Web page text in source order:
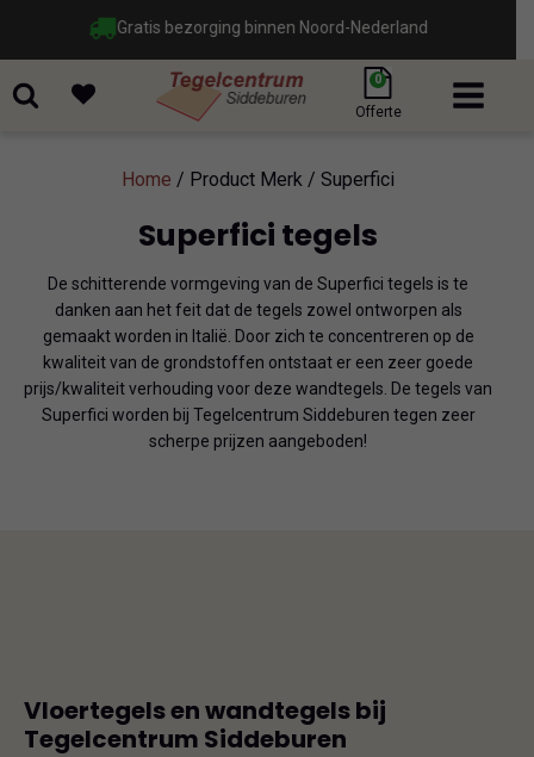
Gratis bezorging binnen Noord-Nederland
0
Offerte
Home / Product Merk / Superfici
Superfici tegels
De schitterende vormgeving van de Superfici tegels is te
danken aan het feit dat de tegels zowel ontworpen als
gemaakt worden in Italië. Door zich te concentreren op de
kwaliteit van de grondstoffen ontstaat er een zeer goede
prijs/kwaliteit verhouding voor deze wandtegels. De tegels van
Superfici worden bij Tegelcentrum Siddeburen tegen zeer
scherpe prijzen aangeboden!
Vloertegels en wandtegels bij
Tegelcentrum Siddeburen